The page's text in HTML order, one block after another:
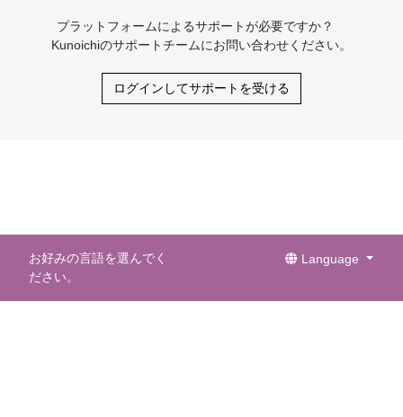
プラットフォームによるサポートが必要ですか？
Kunoichiのサポートチームにお問い合わせください。
ログインしてサポートを受ける
お好みの言語を選んでく
ださい。
Language